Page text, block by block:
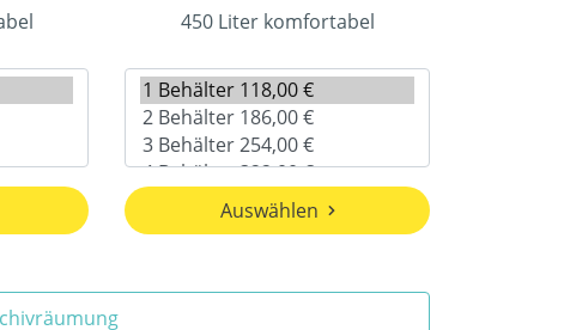
450 Liter komfortabel
Auswählen